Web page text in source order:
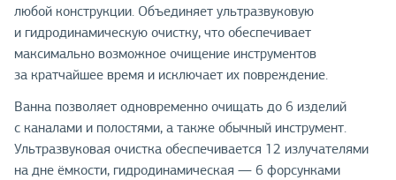
любой конструкции. Объединяет ультразвуковую
и гидродинамическую очистку, что обеспечивает
максимально возможное очищение инструментов
за кратчайшее время и исключает их повреждение.
Ванна позволяет одновременно очищать до 6 изделий
с каналами и полостями, а также обычный инструмент.
Ультразвуковая очистка обеспечивается 12 излучателями
на дне ёмкости, гидродинамическая — 6 форсунками